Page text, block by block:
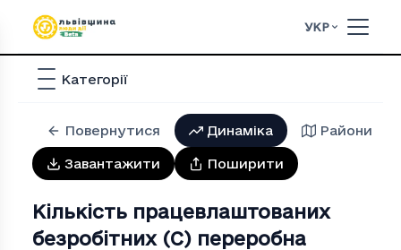
УКР
Категорії
Повернутися Динаміка Райони
Завантажити Поширити
Кількість працевлаштованих
безробітних (С) переробна